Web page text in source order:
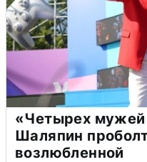
«Четырех мужей
Шаляпин
возлюбленной